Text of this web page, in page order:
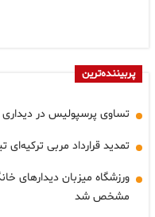
پربیننده‌ترین
تساوی پرسپولیس در دیداری
تمدید قرارداد مربی ترکیه‌ای
ورزشگاه میزبان دیدارهای
مشخص شد